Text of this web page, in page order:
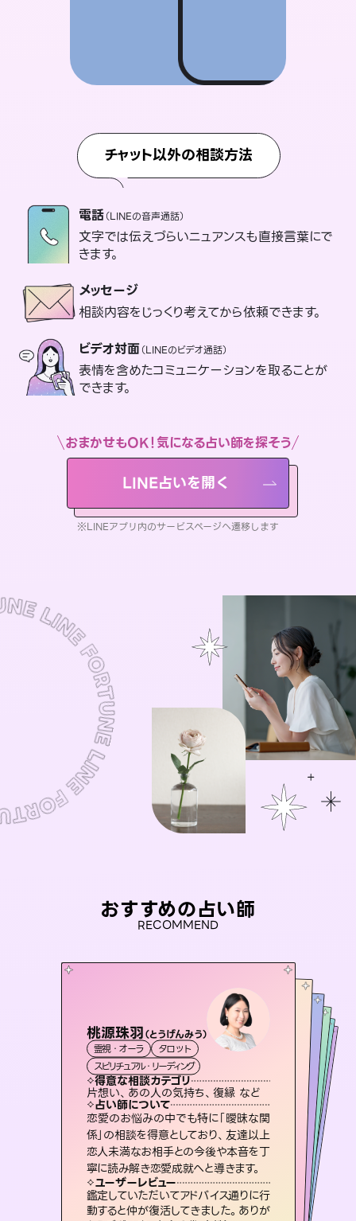
チャット以外の相談方法
電話（LINEの音声通話）
文字では伝えづらいニュアンスも直接言葉にで
きます。
メッセージ
相談内容をじっくり考えてから依頼できます。
ビデオ対面（LINEのビデオ通話）
表情を含めたコミュニケーションを取ることが
できます。
おまかせもOK！気になる占い師を探そう
LINE占いを開く
※LINEアプリ内のサービスページへ遷移します
おすすめの占い師
RECOMMEND
桃源珠羽（とうげんみう）
霊視・オーラ
タロット
スピリチュアル・リーディング
得意な相談カテゴリ
片想い、あの人の気持ち、復縁 など
占い師について
恋愛のお悩みの中でも特に「曖昧な関
係」の相談を得意としており、友達以上
恋人未満なお相手との今後や本音を丁
寧に読み解き恋愛成就へと導きます。
ユーザーレビュー
鑑定していただいてアドバイス通りに行
動すると仲が復活してきました。ありが
おう 霊感オラクル
霊視・オーラ
オラクルカード
得意な相談カテゴリ
恋愛総合、あの人の気持ち など
占い師について
霊視×オラクルカードを使って「今」と
「未来」そして「気になるあの人の気持
ち」まで丁寧に読み解き、恋や人生のヒ
ントを優しく引き出します。
ユーザーレビュー
不安な気持ちが嘘みたいに晴れまし
た…！よく視えていらっしゃるんだなと
感じました（40代 女性）
未来視師＊花
霊視・オーラ
スピリチュアル・リーディング
得意な相談カテゴリ
出逢い、片想い、復縁 など
占い師について
未来には何パターンもの選択肢があり
ます。不安で視えにくくなっているあな
たの素敵な未来を見つけ、その未来を
選択できるようアドバイスします。
ユーザーレビュー
職場の人の性質や人間関係、本心など
本当によく視えていてびっくり。対策が
打てて前向きになれます（40代）
セラピスト理恵
霊視・オーラ
スピリチュアル・リーディング
得意な相談カテゴリ
片想い、二人の未来、年の差 など
占い師について
連絡再開、復縁、成就などの報告実績多数。セラピストとして2万超の施術経験があるからこそできる鑑定で、より良い未来をサポートします。
ユーザーレビュー
とても心温まる鑑定でした。しかもこち
らは何も言っていないのに視えていらっ
しゃるんだなと驚きです（30代女性）
彗望（すいぼう
霊視・オーラ
スピリチュアル・リーディング
得意な相談カテゴリ
片想い、あの人の気持ち、復縁 など
占い師について
3,700年以上の歴史を持つ東洋最古の
占術「易占」で詳細まで占い、幸せへ向
かう道筋を示します。厳しい結果にも具
体的な対策をお伝えします。
ユーザーレビュー
複雑な背景もしっかり聞いて鑑定して
いただけました。気持ちが楽になりまし
た（50代 女性）
アイリス -iris-
西洋占星術 タロット
ルーン
得意な相談カテゴリ
恋愛総合、片想い、二人の未来 など
占い師について
復縁、恋愛、不倫の行方、同性愛や片
思い、仕事関係や借金問題まで知りた
いことや心の負担になっていることを
紐解き、背中をそっと押して導きます。
ユーザーレビュー
安心感のあり、言い切ってくれる所や濁
さない鑑定のおかげで、毎回自分の気
持ちを整えられます（30代 男性）